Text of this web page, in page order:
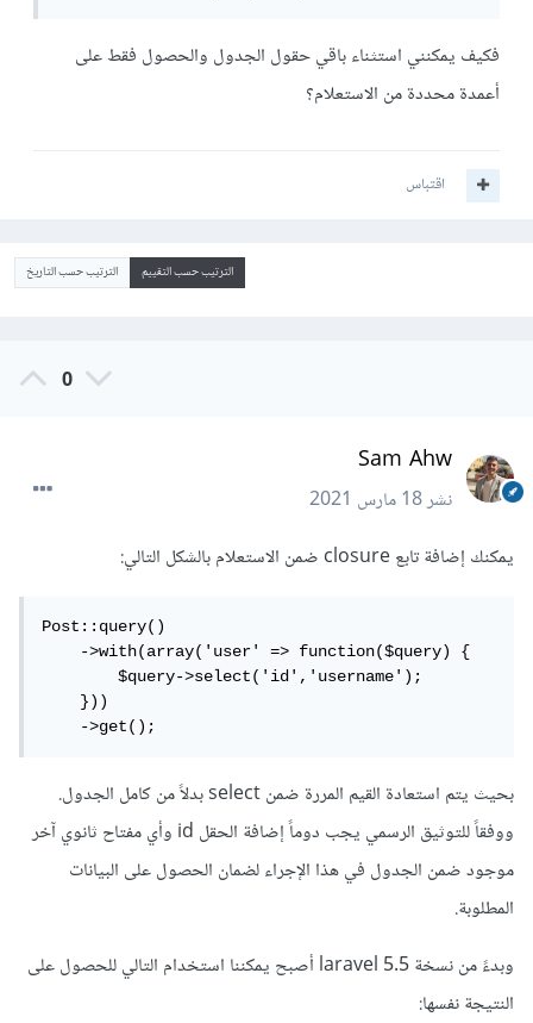
فكيف يمكنني استثناء باقي حقول الجدول والحصول فقط على
أعمدة محددة من الاستعلام؟
اقتباس
الترتيب حسب التقييم الترتيب حسب التاريخ
0
Sam Ahw
نشر18 مارس 2021
يمكنك إضافة تابع closure ضمن الاستعلام بالشكل التالي:
Post::query()
    ->with(array('user' => function($query) {
        $query->select('id','username');
    }))
    ->get();
بحيث يتم استعادة القيم المررة ضمن select بدلاً من كامل الجدول.
ووفقاً للتوثيق الرسمي يجب دوماً إضافة الحقل id وأي مفتاح ثانوي آخر
موجود ضمن الجدول في هذا الإجراء لضمان الحصول على البيانات
المطلوبة.
وبدءً من نسخة laravel 5.5 أصبح يمكننا استخدام التالي للحصول على
النتيجة نفسها: